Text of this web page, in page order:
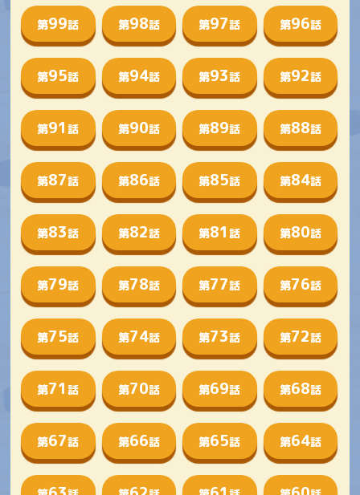
第99話 第98話 第97話 第96話
第95話 第94話 第93話 第92話
第91話 第90話 第89話 第88話
第87話 第86話 第85話 第84話
第83話 第82話 第81話 第80話
第79話 第78話 第77話 第76話
第75話 第74話 第73話 第72話
第71話 第70話 第69話 第68話
第67話 第66話 第65話 第64話